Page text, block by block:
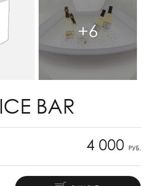
+6
ICE BAR
4 000 РУБ.